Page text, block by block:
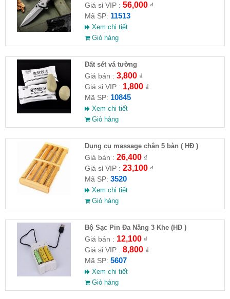
Giá sỉ VIP : 56,000₫
Mã SP: 11513
Xem chi tiết
Giỏ hàng
Đất sét vá tường
Giá bán : 3,800₫
Giá sỉ VIP : 1,800₫
Mã SP: 10845
Xem chi tiết
Giỏ hàng
Dụng cụ massage chân 5 bàn ( HĐ )
Giá bán : 26,400₫
Giá sỉ VIP : 23,100₫
Mã SP: 3520
Xem chi tiết
Giỏ hàng
Bộ Sạc Pin Đa Năng 3 Khe (HĐ )
Giá bán : 12,100₫
Giá sỉ VIP : 8,800₫
Mã SP: 5607
Xem chi tiết
Giỏ hàng